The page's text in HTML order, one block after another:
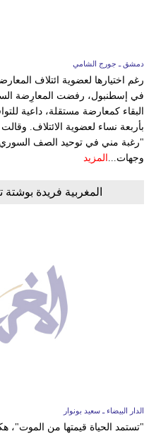
دمشق ـ جورج الشامي
رغم اختيارها لعضوية ائتلاف
في إسطنبول، رفضت المعارِضة
البقاء كمعارضة مستقلة، داعية
بأربعة نساء لعضوية الائتلاف.
"رغبة مني في توحيد الصف
وجهات... المزيد
المغربية فريدة
الدار البيضاء ـ سعيد بونوار
"تستمد الحياة قيمتها من الموت"،